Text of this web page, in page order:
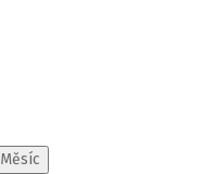
Měsíc